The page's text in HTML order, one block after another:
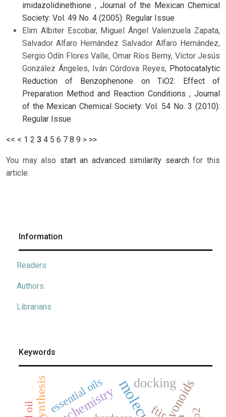
imidazolidinethione , Journal of the Mexican Chemical
Society: Vol. 49 No. 4 (2005): Regular Issue
Elim Albiter Escobar, Miguel Ángel Valenzuela Zapata,
Salvador Alfaro Hernández Salvador Alfaro Hernández,
Sergio Odín Flores Valle, Omar Ríos Berny, Víctor Jesús
González Ángeles, Iván Córdova Reyes, Photocatalytic
Reduction of Benzophenone on TiO2: Effect of
Preparation Method and Reaction Conditions , Journal
of the Mexican Chemical Society: Vol. 54 No. 3 (2010):
Regular Issue
<< < 1 2 3 4 5 6 7 8 9 > >>
You may also start an advanced similarity searchfor this
article.
Information
Readers
Authors
Librarians
Keywords
flavonoids
docking
synthesis ftir
essential oils